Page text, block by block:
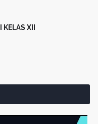
KELAS XII